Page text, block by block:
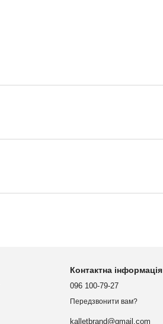
Контактна інформація
096 100-79-27
Передзвонити вам?
kalletbrand@gmail.com